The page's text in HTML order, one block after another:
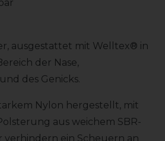
ausgestattet mit Welltex® in
der Nase,
des Genicks.
Nylon hergestellt, mit
aus weichem SBR-
verhindern ein Scheuern an